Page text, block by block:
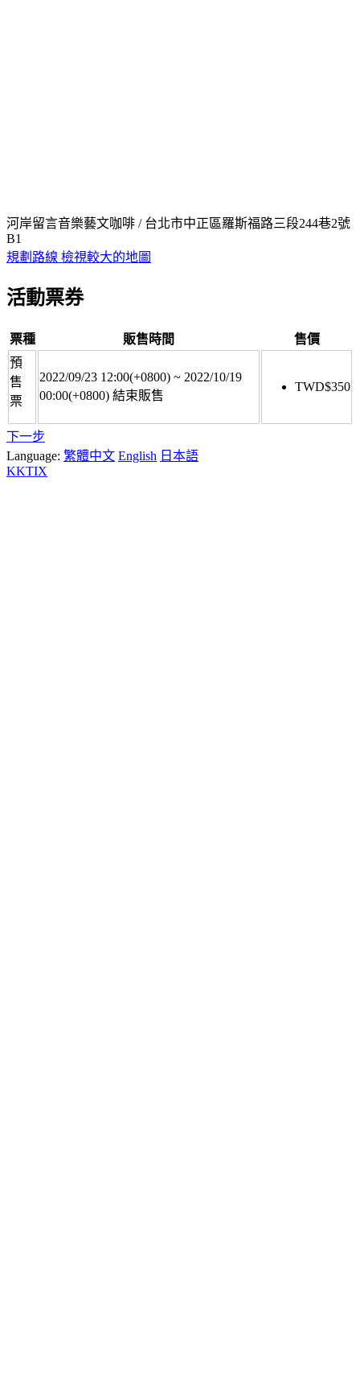
河岸留言音樂藝文咖啡 / 台北市中正區羅斯福路三段244巷2號
B1
規劃路線 檢視較大的地圖
活動票券
票種 販售時間
售價
預
售
票
2022/09/23 12:00(+0800) ~ 2022/10/19
00:00(+0800) 結束販售
TWD$350
下一步
Language: 繁體中文 English 日本語
KKTIX